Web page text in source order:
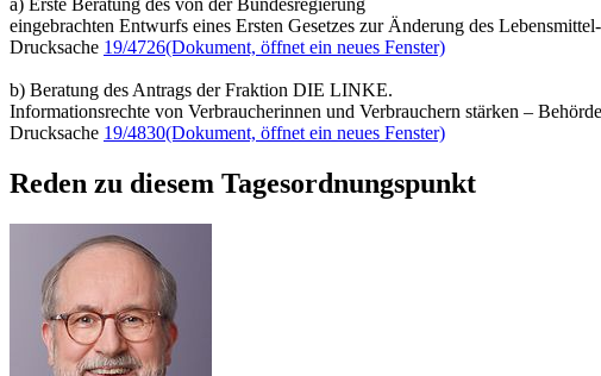
eingebrachten Entwurfs eines Ersten Gesetzes zur Änderung des
Drucksache 19/4726(Dokument, öffnet ein neues Fenster)
b) Beratung des Antrags der Fraktion DIE LINKE.
Informationsrechte von Verbraucherinnen und Verbrauchern stärken –
Drucksache 19/4830(Dokument, öffnet ein neues Fenster)
Reden zu diesem Tagesordnungspunkt